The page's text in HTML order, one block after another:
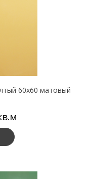
60х60 матовый